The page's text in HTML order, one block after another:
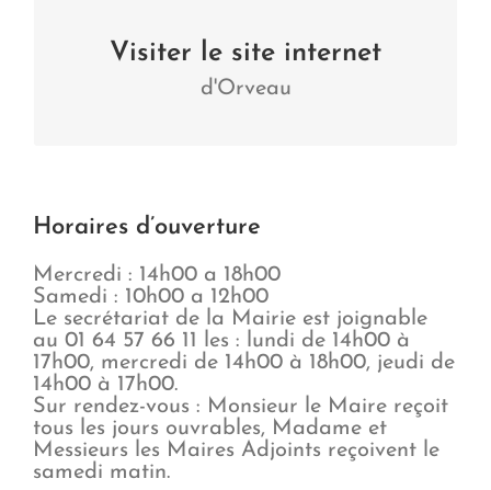
Visiter le site internet
d'Orveau
Orveau
Visiter
Horaires d’ouverture
Mercredi : 14h00 a 18h00
Samedi : 10h00 a 12h00
Le secrétariat de la Mairie est joignable
au 01 64 57 66 11 les : lundi de 14h00 à
17h00, mercredi de 14h00 à 18h00, jeudi de
14h00 à 17h00.
Sur rendez-vous : Monsieur le Maire reçoit
tous les jours ouvrables, Madame et
Messieurs les Maires Adjoints reçoivent le
samedi matin.